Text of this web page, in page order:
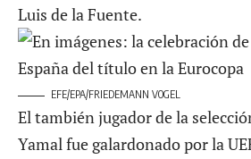
Luis de la Fuente.
EFE/EPA/FRIEDEMANN VOGEL
El también jugador de la
Yamal fue galardonado por la